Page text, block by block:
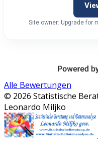
Site owner: Upgrade for
Alle Bewertungen
© 2026 Statistische
Leonardo Miljko